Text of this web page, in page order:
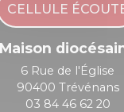
CELLULE
Maison
6 Rue de l'Église
90400 Trévénans
03 84 46 62 20